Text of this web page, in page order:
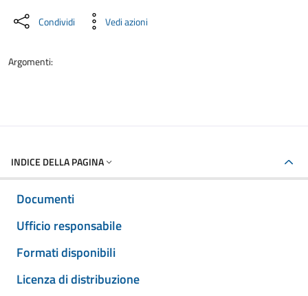
Condividi Vedi azioni
Argomenti:
INDICE DELLA PAGINA
Documenti
Ufficio responsabile
Formati disponibili
Licenza di distribuzione